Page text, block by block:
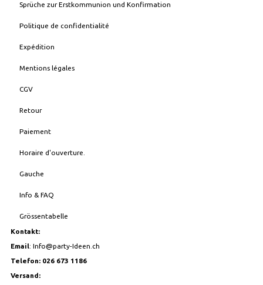
Sprüche zur Erstkommunion und Konfirmation
Politique de confidentialité
Expédition
Mentions légales
CGV
Retour
Paiement
Horaire d'ouverture.
Gauche
Info & FAQ
Grössentabelle
Kontakt:
Email: Info@party-Ideen.ch
Telefon: 026 673 1186
Versand: